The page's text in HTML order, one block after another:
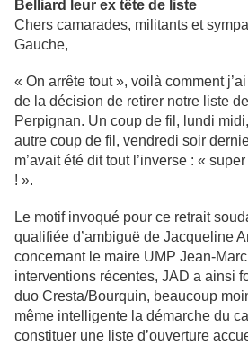
Belliard leur ex tête de liste
Chers camarades, militants et
Gauche,
« On arrête tout », voilà comment
de la décision de retirer notre liste
Perpignan. Un coup de fil, lundi
autre coup de fil, vendredi soir
m’avait été dit tout l’inverse : «
! ».
Le motif invoqué pour ce retrait
qualifiée d’ambiguë de Jacqueline
concernant le maire UMP Jean-
interventions récentes, JAD a ainsi
duo Cresta/Bourquin, beaucoup
même intelligente la démarche du
constituer une liste d’ouverture